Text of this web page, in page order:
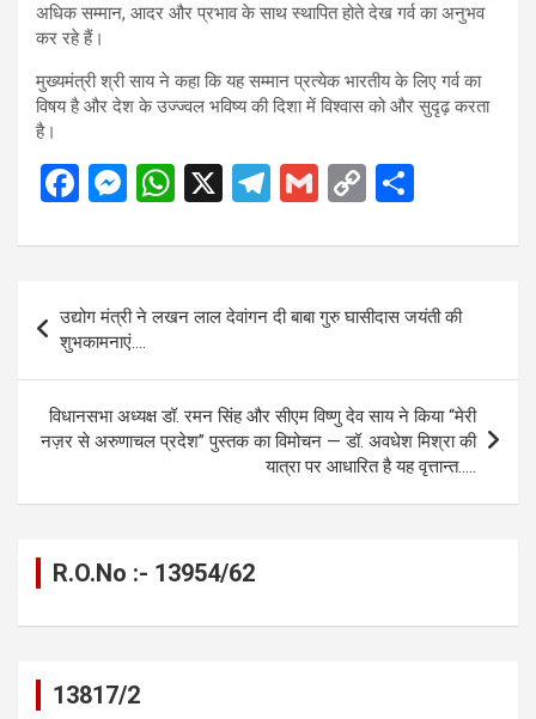
अधिक सम्मान, आदर और प्रभाव के साथ स्थापित होते देख गर्व का अनुभव
कर रहे हैं।
मुख्यमंत्री श्री साय ने कहा कि यह सम्मान प्रत्येक भारतीय के लिए गर्व का
विषय है और देश के उज्ज्वल भविष्य की दिशा में विश्वास को और सुदृढ़ करता
है।
F
ce
b
o
o
k
M
se
n
g
er
W
at
A
p
p
X
T
e
gr
a
m
G
ail
C
py
Li
n
k
ar
e
navigation
उद्योग मंत्री ने लखन लाल देवांगन दी बाबा गुरु घासीदास जयंती की
शुभकामनाएं….
विधानसभा अध्यक्ष डॉ. रमन सिंह और सीएम विष्णु देव साय ने किया “मेरी
नज़र से अरुणाचल प्रदेश” पुस्तक का विमोचन — डॉ. अवधेश मिश्रा की
यात्रा पर आधारित है यह वृत्तान्त…..
R.O.No :- 13954/62
13817/2